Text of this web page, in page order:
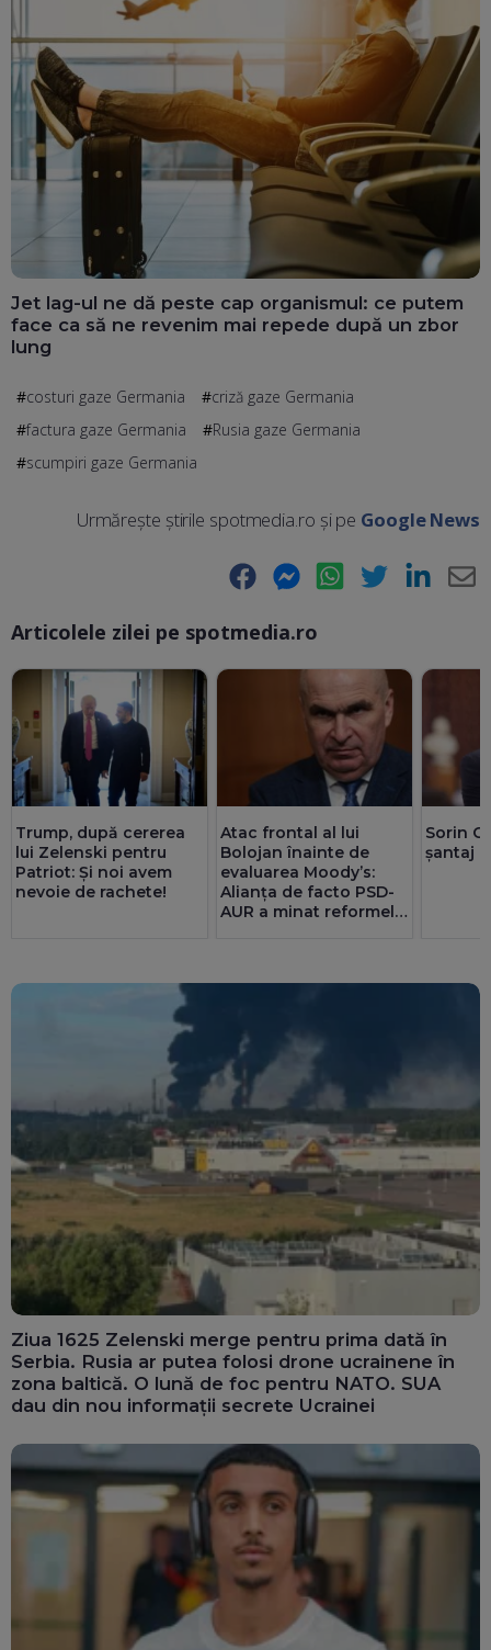
Jet lag-ul ne dă peste cap organismul: ce putem
face ca să ne revenim mai repede după un zbor
lung
costuri gaze Germania
criză gaze Germania
factura gaze Germania
Rusia gaze Germania
scumpiri gaze Germania
Urmărește știrile spotmedia.ro și pe Google News
Facebook Messenger WhatsApp Twitter LinkedIn
Articolele zilei pe spotmedia.ro
Trump, după cererea
lui Zelenski pentru
Patriot: Și noi avem
nevoie de rachete!
Atac frontal al lui
Bolojan înainte de
evaluarea Moody’s:
Alianța de facto PSD-
AUR a minat reformele
Sorin
șantaj
Ziua 1625 Zelenski merge pentru prima dată în
Serbia. Rusia ar putea folosi drone ucrainene în
zona baltică. O lună de foc pentru NATO. SUA
dau din nou informații secrete Ucrainei